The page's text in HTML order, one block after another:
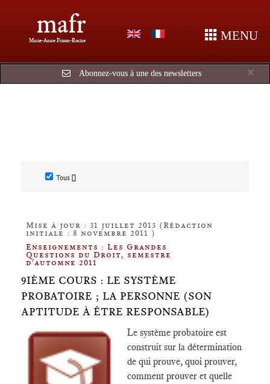
mafr
Marie-Anne Frison-Roche MENU
×
Abonnez-vous à une des newsletters
Tous []
Mise à jour : 31 juillet 2013 (Rédaction
initiale : 8 novembre 2011 )
Enseignements : Les Grandes
Questions du Droit, semestre
d'automne 2011
9IÈME COURS : LE SYSTÈME
PROBATOIRE ; LA PERSONNE (SON
APTITUDE À ÊTRE RESPONSABLE)
Le système probatoire est
construit sur la détermination
de qui prouve, quoi prouver,
comment prouver et quelle